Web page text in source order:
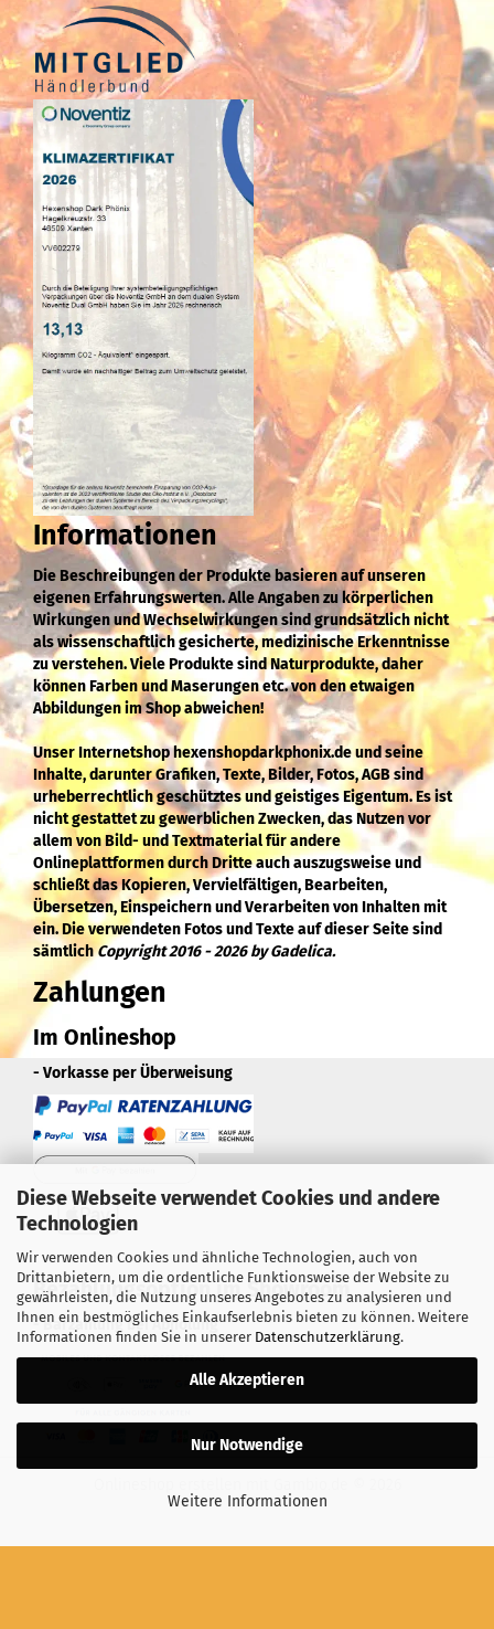
Diese Webseite verwendet Cookies und andere
Technologien
Wir verwenden Cookies und ähnliche Technologien, auch von
Drittanbietern, um die ordentliche Funktionsweise der Website zu
gewährleisten, die Nutzung unseres Angebotes zu analysieren und
Ihnen ein bestmögliches Einkaufserlebnis bieten zu können. Weitere
Informationen finden Sie in unserer Datenschutzerklärung.
Alle Akzeptieren
Nur Notwendige
Weitere Informationen
Informationen
Die Beschreibungen der Produkte basieren auf unseren
eigenen Erfahrungswerten. Alle Angaben zu körperlichen
Wirkungen und Wechselwirkungen sind grundsätzlich nicht
als wissenschaftlich gesicherte, medizinische Erkenntnisse
zu verstehen. Viele Produkte sind Naturprodukte, daher
können Farben und Maserungen etc. von den etwaigen
Abbildungen im Shop abweichen!
Unser Internetshop hexenshopdarkphonix.de und seine
Inhalte, darunter Grafiken, Texte, Bilder, Fotos, AGB sind
urheberrechtlich geschütztes und geistiges Eigentum. Es ist
nicht gestattet zu gewerblichen Zwecken, das Nutzen vor
allem von Bild- und Textmaterial für andere
Onlineplattformen durch Dritte auch auszugsweise und
schließt das Kopieren, Vervielfältigen, Bearbeiten,
Übersetzen, Einspeichern und Verarbeiten von Inhalten mit
ein. Die verwendeten Fotos und Texte auf dieser Seite sind
sämtlichCopyright 2016 - 2026 by Gadelica.
Zahlungen
Im Onlineshop
- Vorkasse per Überweisung
Bezahlungsoption im Showroom
- Barzahlung bei Abholung